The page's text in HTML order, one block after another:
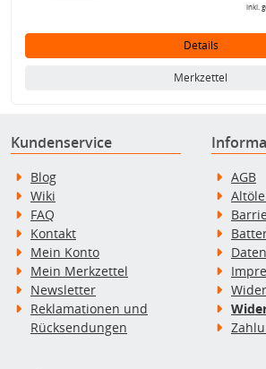
inkl.
Details
Merkzettel
Kundenservice
Blog
Wiki
FAQ
Kontakt
Mein Konto
Mein Merkzettel
Newsletter
Reklamationen und
Rücksendungen
AGB